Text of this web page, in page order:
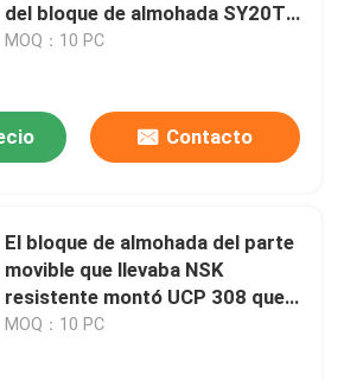
del bloque de almohada SY20TF
= YAR 204-2F + SY los 504M
MOQ：10 PC
Contacto
El bloque de almohada del parte
movible que llevaba NSK
resistente montó UCP 308 que
llevaba
MOQ：10 PC